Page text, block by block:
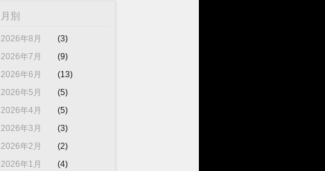
月別
2026年8月
(3)
2026年7月
(9)
2026年6月
(13)
2026年5月
(5)
2026年4月
(5)
2026年3月
(3)
2026年2月
(2)
2026年1月
(4)